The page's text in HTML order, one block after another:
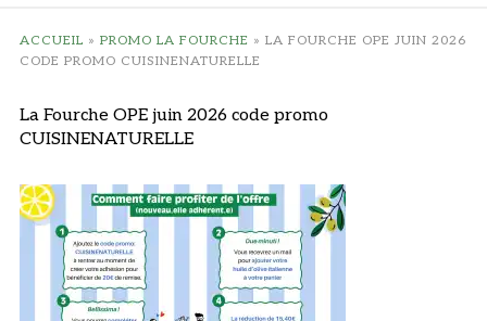
ACCUEIL » PROMO LA FOURCHE » LA FOURCHE OPE JUIN 2026
CODE PROMO CUISINENATURELLE
La Fourche OPE juin 2026 code promo
CUISINENATURELLE